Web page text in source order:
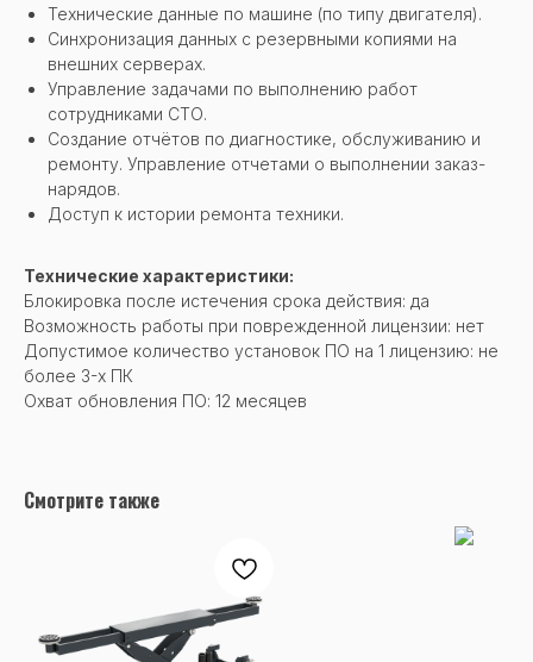
Технические данные по машине (по типу двигателя).
Синхронизация данных с резервными копиями на
внешних серверах.
Управление задачами по выполнению работ
сотрудниками СТО.
Создание отчётов по диагностике, обслуживанию и
ремонту. Управление отчетами о выполнении заказ-
нарядов.
Доступ к истории ремонта техники.
Технические характеристики:
Блокировка после истечения срока действия: да
Возможность работы при поврежденной лицензии: нет
Допустимое количество установок ПО на 1 лицензию: не
более 3-х ПК
Охват обновления ПО: 12 месяцев
Смотрите также